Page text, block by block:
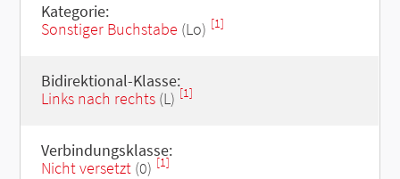
Kategorie:
Sonstiger Buchstabe (Lo) [1]
Bidirektional-Klasse:
Links nach rechts(L) [1]
Verbindungsklasse:
Nicht versetzt(0) [1]